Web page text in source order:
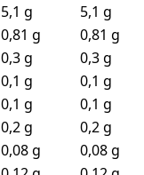
5,1 g
5,1 g
0,81 g
0,81 g
0,3 g
0,3 g
0,1 g
0,1 g
0,1 g
0,1 g
0,2 g
0,2 g
0,08 g
0,08 g